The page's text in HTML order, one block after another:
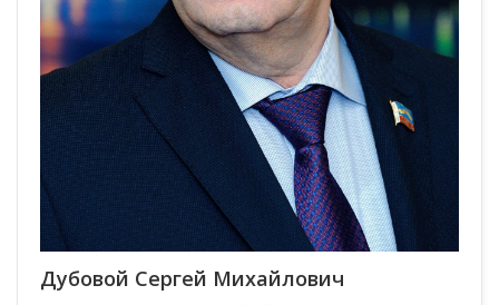
Дубовой Сергей Михайлович